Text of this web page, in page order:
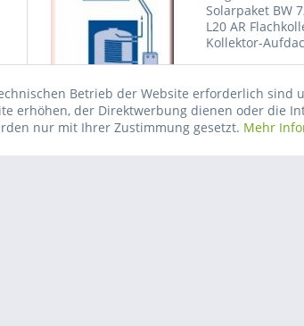
Solarpaket BW
L20 AR
Kollektor-
erhältlich),
Solarspeicher
Preis auf
Vergleichen
Betrieb der Website erforderlich sind
erhöhen, der Direktwerbung dienen oder die
nur mit Ihrer Zustimmung gesetzt. Mehr